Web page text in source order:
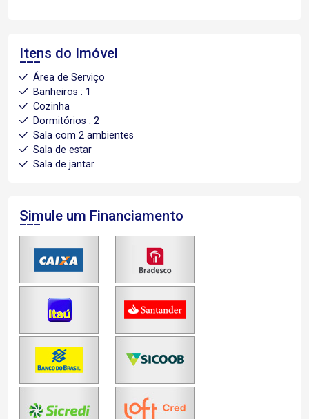
Itens do Imóvel
Área de Serviço
Banheiros : 1
Cozinha
Dormitórios : 2
Sala com 2 ambientes
Sala de estar
Sala de jantar
Simule um Financiamento